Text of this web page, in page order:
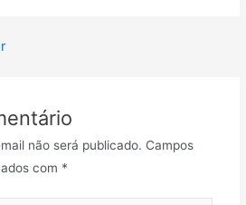
não será publicado. Campos
com *